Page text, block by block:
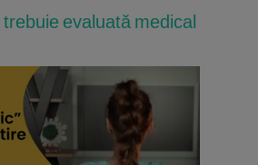
evaluată medical